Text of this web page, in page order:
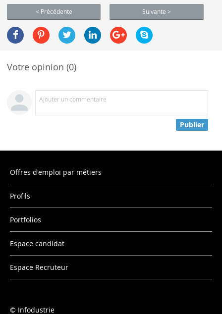
< Précédente Suivante >
Votre opinion (0)
Ajouter un commentaire
Publier
Offres d'emploi par métiers
Profils
Portfolios
Espace candidat
Espace Recruteur
Infodustrie